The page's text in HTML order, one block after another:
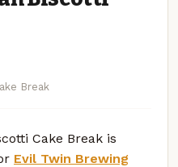
Break
Cake Break is
Evil Twin Brewing